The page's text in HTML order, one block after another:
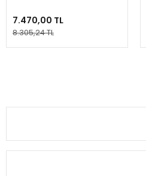
7.470,00 TL
8.305,24 TL